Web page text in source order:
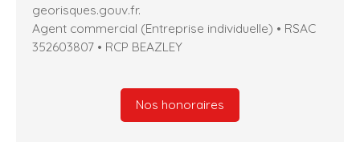
georisques.gouv.fr.
Agent commercial (Entreprise individuelle) • RSAC
352603807 • RCP BEAZLEY
Nos honoraires